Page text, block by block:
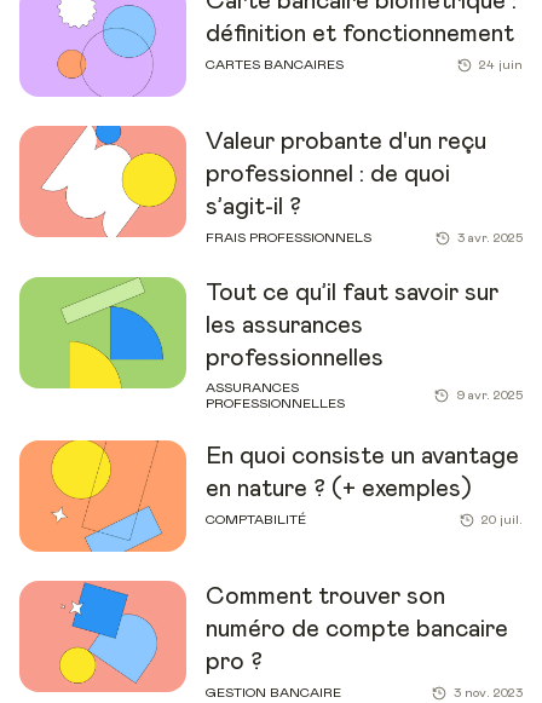
définition et fonctionnement
CARTES BANCAIRES 24 juin
Valeur probante d'un reçu
professionnel : de quoi
s’agit-il ?
FRAIS PROFESSIONNELS 3 avr. 2025
Tout ce qu’il faut savoir sur
les assurances
professionnelles
ASSURANCES
PROFESSIONNELLES
9 avr. 2025
En quoi consiste un avantage
en nature ? (+ exemples)
COMPTABILITÉ 20 juil.
Comment trouver son
numéro de compte bancaire
pro ?
GESTION BANCAIRE 3 nov. 2023